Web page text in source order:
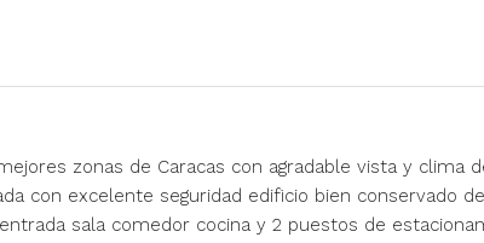
zonas de Caracas con agradable vista y clima
con excelente seguridad edificio bien conservado
sala comedor cocina y 2 puestos de